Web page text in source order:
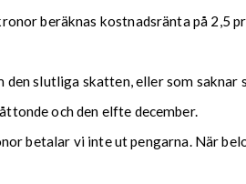
beräknas kostnadsränta på 2,5
den slutliga skatten, eller som
och den elfte december.
betalar vi inte ut pengarna. När